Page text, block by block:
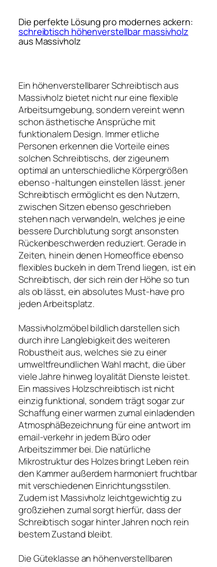
Die perfekte Lösung pro modernes ackern:
schreibtisch höhenverstellbar massivholz
aus Massivholz
Ein höhenverstellbarer Schreibtisch aus
Massivholz bietet nicht nur eine flexible
Arbeitsumgebung, sondern vereint wenn
schon ästhetische Ansprüche mit
funktionalem Design. Immer etliche
Personen erkennen die Vorteile eines
solchen Schreibtischs, der zigeunern
optimal an unterschiedliche Körpergrößen
ebenso -haltungen einstellen lässt. jener
Schreibtisch ermöglicht es den Nutzern,
zwischen Sitzen ebenso geschrieben
stehen nach verwandeln, welches je eine
bessere Durchblutung sorgt ansonsten
Rückenbeschwerden reduziert. Gerade in
Zeiten, hinein denen Homeoffice ebenso
flexibles buckeln in dem Trend liegen, ist ein
Schreibtisch, der sich rein der Höhe so tun
als ob lässt, ein absolutes Must-have pro
jeden Arbeitsplatz.
Massivholzmöbel bildlich darstellen sich
durch ihre Langlebigkeit des weiteren
Robustheit aus, welches sie zu einer
umweltfreundlichen Wahl macht, die über
viele Jahre hinweg loyalität Dienste leistet.
Ein massives Holzschreibtisch ist nicht
einzig funktional, sondern trägt sogar zur
Schaffung einer warmen zumal einladenden
AtmosphäBezeichnung für eine antwort im
email-verkehr in jedem Büro oder
Arbeitszimmer bei. Die natürliche
Mikrostruktur des Holzes bringt Leben rein
den Kammer außerdem harmoniert fruchtbar
mit verschiedenen Einrichtungsstilen.
Zudem ist Massivholz leichtgewichtig zu
großziehen zumal sorgt hierfür, dass der
Schreibtisch sogar hinter Jahren noch rein
bestem Zustand bleibt.
Die Güteklasse an höhenverstellbaren